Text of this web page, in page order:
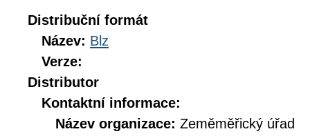
Distribuční formát
Název: Blz
Verze:
Distributor
Kontaktní informace:
Název organizace: Zeměměřický úřad